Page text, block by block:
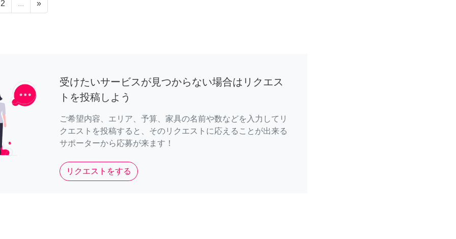
2 ... »
受けたいサービスが見つからない場合はリクエス
トを投稿しよう
ご希望内容、エリア、予算、家具の名前や数などを入力してリ
クエストを投稿すると、そのリクエストに応えることが出来る
サポーターから応募が来ます！
リクエストをする